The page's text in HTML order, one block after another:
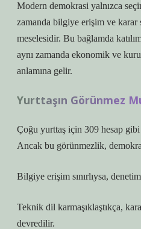
Modern demokrasi yalnızca
zamanda bilgiye erişim ve karar
meselesidir. Bu bağlamda
aynı zamanda ekonomik ve
anlamına gelir.
Yurttaşın Görünmez
Çoğu yurttaş için 309 hesap
Ancak bu görünmezlik,
Bilgiye erişim sınırlıysa, denetim
Teknik dil karmaşıklaştıkça,
devredilir.